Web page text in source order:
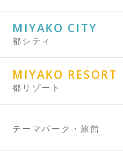
MIYAKO CITY
都シティ
MIYAKO RESORT
都リゾート
テーマパーク・旅館